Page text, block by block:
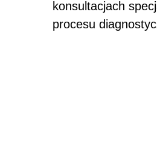
konsultacjach
procesu